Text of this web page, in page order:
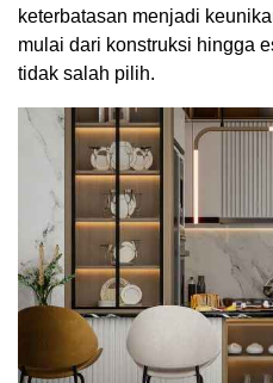
keterbatasan menjadi
mulai dari konstruksi hingga
tidak salah pilih.